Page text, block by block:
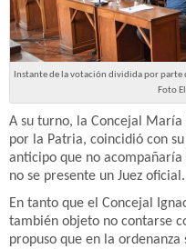
Instante de la votación dividida por parte
Foto
A su turno, la Concejal
por la Patria, coincidió con
anticipo que no
no se presente un Juez oficial.
En tanto que el Concejal
también objeto no contarse
propuso que en la